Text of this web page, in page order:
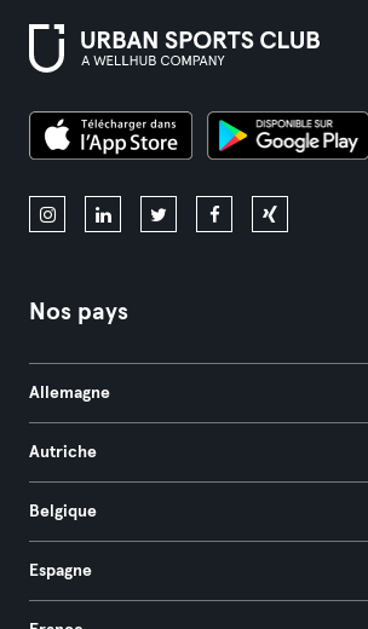
Nos pays
Allemagne
Autriche
Belgique
Espagne